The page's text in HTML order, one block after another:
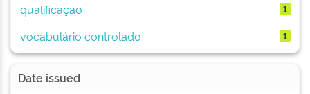
qualificação 1
vocabulário controlado 1
Date issued